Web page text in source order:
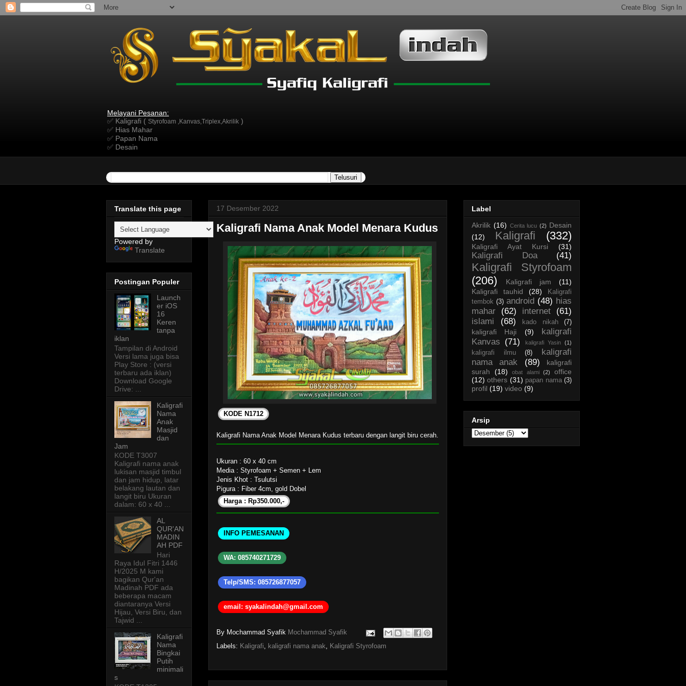
Melayani Pesanan:
✅ Kaligrafi ( Styrofoam ,Kanvas,Triplex,Akrilik )
✅ Hias Mahar
✅ Papan Nama
✅ Desain
17 Desember 2022
Kaligrafi Nama Anak Model Menara Kudus
KODE N1712
Kaligrafi Nama Anak Model Menara Kudus terbaru dengan langit biru cerah.
Ukuran : 60 x 40 cm
Media : Styrofoam + Semen + Lem
Jenis Khot : Tsulutsi
Pigura : Fiber 4cm, gold Dobel
Harga : Rp350.000,-
INFO PEMESANAN
WA: 085740271729
Telp/SMS: 085726877057
email: syakalindah@gmail.com
By Mochammad Syafik Mochammad Syafik
Labels: Kaligrafi, kaligrafi nama anak, Kaligrafi Styrofoam
Translate this page
Powered by
Translate
Postingan Populer
Launch
er iOS
16
Keren
tanpa
iklan
Tampilan di Android
Versi lama juga bisa
Play Store : (versi
terbaru ada iklan)
Download Google
Drive: ...
Kaligrafi
Nama
Anak
Masjid
dan
Jam
KODE T3007
Kaligrafi nama anak
lukisan masjid timbul
dan jam hidup, latar
belakang lautan dan
langit biru Ukuran
dalam: 60 x 40 ...
AL
QUR'AN
MADIN
AH PDF
Hari
Raya Idul Fitri 1446
H/2025 M kami
bagikan Qur'an
Madinah PDF ada
beberapa macam
diantaranya Versi
Hijau, Versi Biru, dan
Tajwid ...
Kaligrafi
Nama
Bingkai
Putih
minimali
s
Label
Akrilik (16) Cerita lucu (2) Desain
(12)
Kaligrafi (332)
Kaligrafi Ayat Kursi (31)
Kaligrafi Doa (41)
Kaligrafi Styrofoam
(206)
Kaligrafi jam
(11)
Kaligrafi tauhid
(28)
Kaligrafi
tembok (3) android (48) hias
mahar
(62) internet
(61)
islami
(68) kado nikah (7)
kaligrafi Haji (9)
kaligrafi
Kanvas (71) kaligrafi Yasin (1)
kaligrafi ilmu (8)
kaligrafi
nama anak
(89)
kaligrafi
surah
(18) obat alami (2)
office
(12) others (31) papan nama (3)
profil (19) video (9)
Arsip